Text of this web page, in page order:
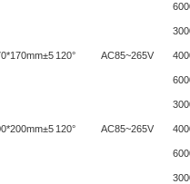
120° AC85~265V
120° AC85~265V